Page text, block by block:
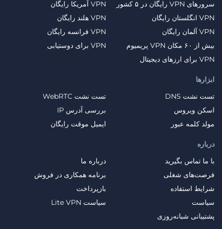
سرورهای VPN رایگان در ۵ کشور
VPN آمریکا رایگان
VPN انگلستان رایگان
VPN هلند رایگان
VPN آلمان رایگان
VPN فرانسه رایگان
بیش از ۶۰ مکان VPN پریمیوم
VPN برای دوستیابی
VPN برای ارزهای دیجیتال
درباره
با ما تماس بگیرید
درباره ما
فرصت‌های شغلی
برنامه همکاری در فروش
شرایط استفاده
بازپرداخت
سیاست
سیاست Lite VPN
پشتیبانی شبانه‌روزی
ابزارها
تست نشت DNS
تست نشت WebRTC
اسکن ویروس
بررسی آدرس IP
مولد کلمه عبور
ایمیل موقت رایگان